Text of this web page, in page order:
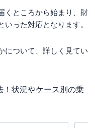
くところから始まり、財
った対応となります。
について、詳しく見てい
！状況やケース別の乗